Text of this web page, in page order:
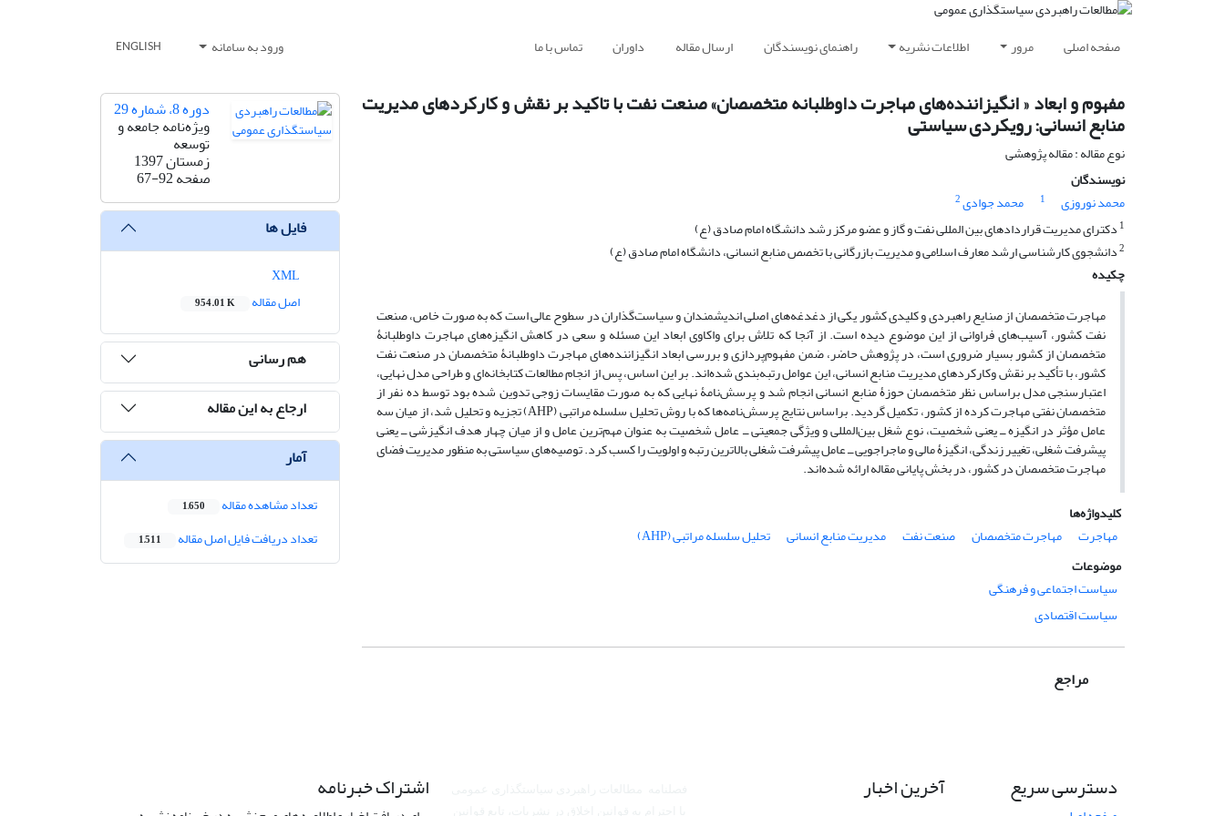
صفحه اصلی مرور اطلاعات نشریه راهنمای نویسندگان ارسال مقاله داوران تماس با ما ورود به سامانه ENGLISH
مفهوم و ابعاد « انگیزاننده‌های مهاجرت داوطلبانه متخصصان» صنعت نفت با تاکید بر نقش و کارکردهای مدیریت
منابع انسانی: رویکردی سیاستی
نوع مقاله : مقاله پژوهشی
نویسندگان
محمد نوروزی
1 محمد جوادی2
1 دکترای مدیریت قراردادهای بین المللی نفت و گاز و عضو مرکز رشد دانشگاه امام صادق (ع)
2دانشجوی کارشناسی ارشد معارف اسلامی و مدیریت بازرگانی با تخصص منابع انسانی، دانشگاه امام صادق (ع)
چکیده
مهاجرت متخصصان از صنایع راهبردی و کلیدی کشور یکی از دغدغه‌های اصلی اندیشمندان و سیاست‌گذاران در سطوح عالی است که به صورت خاص، صنعت
نفت کشور، آسیب‌های فراوانی از این موضوع دیده است. از آنجا که تلاش برای واکاوی ابعاد این مسئله و سعی در کاهش انگیزه‌های مهاجرت داوطلبانۀ
متخصصان از کشور بسیار ضروری است، در پژوهش حاضر، ضمن مفهوم‌پردازی و بررسی ابعاد انگیزاننده‌های مهاجرت داوطلبانۀ متخصصان در صنعت نفت
کشور، با تأکید بر نقش وکارکردهای مدیریت منابع انسانی، این عوامل رتبه‌بندی شده‌اند. بر این اساس، پس از انجام مطالعات کتابخانه‌ای و طراحی مدل نهایی،
اعتبارسنجی مدل براساس نظر متخصصان حوزۀ منابع انسانی انجام شد و پرسش‌نامۀ نهایی که به صورت مقایسات زوجی تدوین شده بود توسط ده نفر از
متخصصان نفتی مهاجرت کرده از کشور، تکمیل گردید. براساس نتایج پرسش‌نامه‌ها که با روش تحلیل سلسله مراتبی (AHP) تجزیه و تحلیل شد، از میان سه
عامل مؤثر در انگیزه ــ یعنی شخصیت، نوع شغل بین‌المللی و ویژگی جمعیتی ــ عامل شخصیت به عنوان مهم‌ترین عامل و از میان چهار هدف انگیزشی ــ یعنی
پیشرفت شغلی، تغییر زندگی، انگیزۀ مالی و ماجراجویی ــ عامل پیشرفت شغلی بالاترین رتبه و اولویت را کسب کرد. توصیه‌های سیاستی به منظور مدیریت فضای
مهاجرت متخصصان در کشور، در بخش پایانی مقاله ارائه شده‌اند.
کلیدواژه‌ها
مهاجرت
مهاجرت متخصصان صنعت نفت مدیریت منابع انسانی
تحلیل سلسله مراتبی (AHP)
موضوعات
سیاست اجتماعی و فرهنگی
سیاست اقتصادی
مراجع
دوره 8، شماره 29
ویژه‌نامه جامعه و
توسعه
زمستان 1397
صفحه67-92
فایل ها
اصل مقاله
954.01 K
هم رسانی
ارجاع به این مقاله
آمار
تعداد مشاهده مقاله 1,650
تعداد دریافت فایل اصل مقاله 1,511
دسترسی سریع آخرین اخبار اشتراک خبرنامه